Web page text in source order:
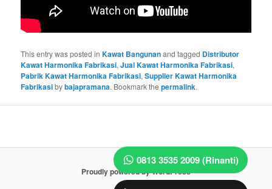
This entry was posted inKawat Bangunanand tagged Distributor
Kawat Harmonika Fabrikasi,Jual Kawat Harmonika Fabrikasi,
Pabrik Kawat Harmonika Fabrikasi,Supplier Kawat Harmonika
Fabrikasibybajapramana. Bookmark thepermalink.
0813 3535 2009 (Rinanti)
Proudly powered by WordPress